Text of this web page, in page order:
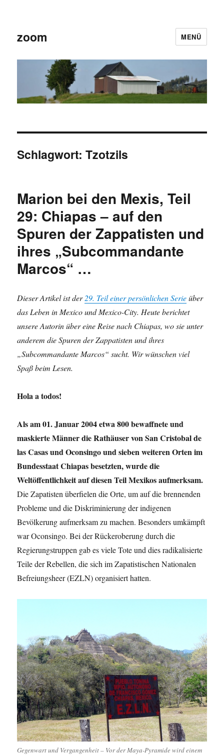
zoom MENÜ
Schlagwort:Tzotzils
Marion bei den Mexis, Teil
29: Chiapas – auf den
Spuren der Zappatisten und
ihres „Subcommandante
Marcos“ …
Dieser Artikel ist der29. Teil einer persönlichen Serieüber
das Leben in Mexico und Mexico-City. Heute berichtet
unsere Autorin über eine Reise nach Chiapas, wo sie unter
anderem die Spuren der Zappatisten und ihres
„Subcommandante Marcos“ sucht. Wir wünschen viel
Spaß beim Lesen.
Hola a todos!
Als am 01. Januar 2004 etwa 800 bewaffnete und
maskierte Männer die Rathäuser von San Cristobal de
las Casas und Oconsingo und sieben weiteren Orten im
Bundesstaat Chiapas besetzten, wurde die
Weltöffentlichkeit auf diesen Teil Mexikos aufmerksam.
Die Zapatisten überfielen die Orte, um auf die brennenden
Probleme und die Diskriminierung der indigenen
Bevölkerung aufmerksam zu machen. Besonders umkämpft
war Oconsingo. Bei der Rückeroberung durch die
Regierungstruppen gab es viele Tote und dies radikalisierte
Teile der Rebellen, die sich im Zapatistischen Nationalen
Befreiungsheer (EZLN) organisiert hatten.
Gegenwart und Vergangenheit – Vor der Maya-Pyramide wird einem